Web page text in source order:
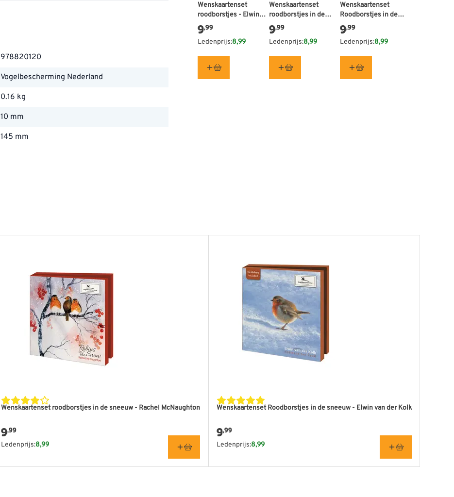
Wenskaartenset
roodborstjes - Elwin
van der Kolk
9,99
Ledenprijs:8,99
Wenskaartenset
roodborstjes in de
sneeuw - Rachel
McNaughton
9,99
Ledenprijs:8,99
Wenskaartenset
Roodborstjes in de
sneeuw - Elwin van der
Kolk
9,99
Ledenprijs:8,99
978820120
Vogelbescherming Nederland
0.16 kg
10 mm
145 mm
Wenskaartenset roodborstjes in de sneeuw - Rachel McNaughton
9,99
Ledenprijs:8,99
Wenskaartenset Roodborstjes in de sneeuw - Elwin van der Kolk
9,99
Ledenprijs:8,99